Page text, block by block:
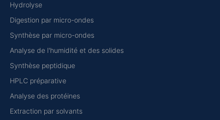
Hydrolyse
Digestion par micro-ondes
Synthèse par micro-ondes
Analyse de l'humidité et des solides
Synthèse peptidique
HPLC préparative
Analyse des protéines
Extraction par solvants